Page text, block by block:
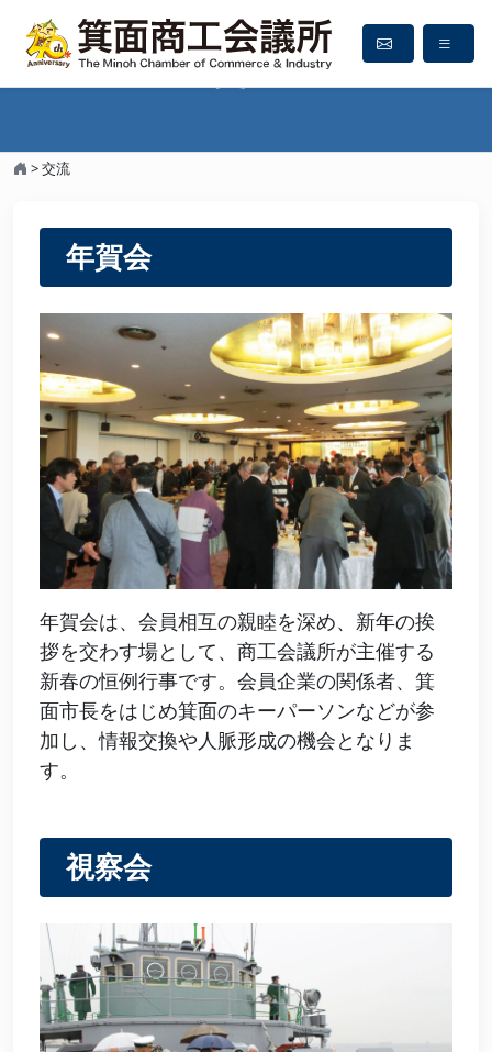
交流
>交流
年賀会
年賀会は、会員相互の親睦を深め、新年の挨
拶を交わす場として、商工会議所が主催する
新春の恒例行事です。会員企業の関係者、箕
面市長をはじめ箕面のキーパーソンなどが参
加し、情報交換や人脈形成の機会となりま
す。
視察会